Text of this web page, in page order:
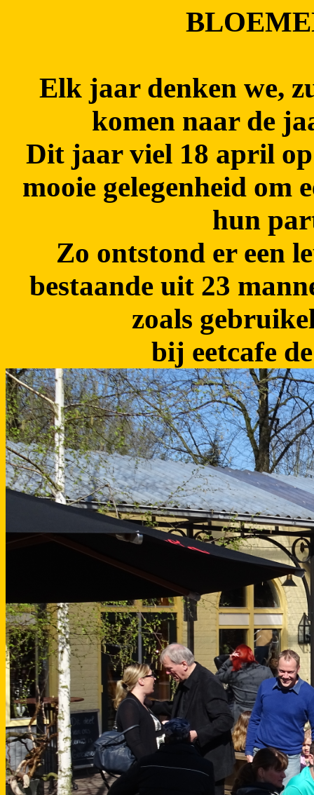
Elk jaar denken we,
komen naar de
Dit jaar viel 18 april op
mooie gelegenheid om
hun
Zo ontstond er een
bestaande uit 23
zoals
bij eetcafe